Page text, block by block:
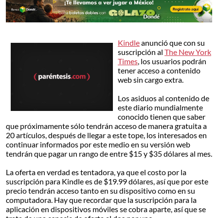
Kindleanunció que con su
suscripción al The New York
Times , los usuarios podrán
tener acceso a contenido
web sin cargo extra.
Los asiduos al contenido de
este diario mundialmente
conocido tienen que saber
que próximamente sólo tendrán acceso de manera gratuita a
20 artículos, después de llegar a este tope, los interesados en
continuar informados por este medio en su versión web
tendrán que pagar un rango de entre $15 y $35 dólares al mes.
La oferta en verdad es tentadora, ya que el costo por la
suscripción para Kindle es de $19.99 dólares, así que por este
precio tendrán acceso tanto en su dispositivo como en su
computadora. Hay que recordar que la suscripción para la
aplicación en dispositivos móviles se cobra aparte, así que se